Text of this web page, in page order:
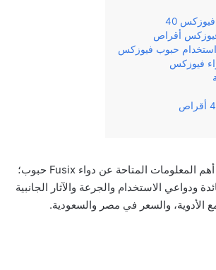
40
أقراص
استخدام حبوب فيوزكس
فيوزكس
وفي مقالنا سنناقش أهم المعلومات المتاحة عن دواء Fusix حبوب؛
ودواعي الاستخدام والجرعة والآثار الجانبية
الأدوية، والسعر في مصر والسعودية.